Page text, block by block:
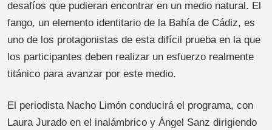
desafíos que pudieran encontrar en un medio natural. El
fango, un elemento identitario de la Bahía de Cádiz, es
uno de los protagonistas de esta difícil prueba en la que
los participantes deben realizar un esfuerzo realmente
titánico para avanzar por este medio.
El periodista Nacho Limón conducirá el programa, con
Laura Jurado en el inalámbrico y Ángel Sanz dirigiendo